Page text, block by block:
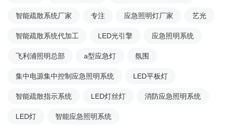
智能疏散系统厂家 专注 应急照明灯厂家 艺光
智能疏散系统代加工 LED光引擎 应急照明系统
飞利浦照明总部 a型应急灯 氛围
集中电源集中控制应急照明系统 LED平板灯
智能疏散指示系统 LED灯丝灯 消防应急照明系统
LED灯 智能应急照明系统